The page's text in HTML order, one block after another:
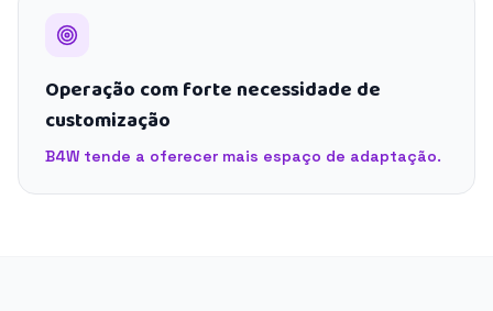
Operação com forte necessidade de
customização
B4W tende a oferecer mais espaço de adaptação.